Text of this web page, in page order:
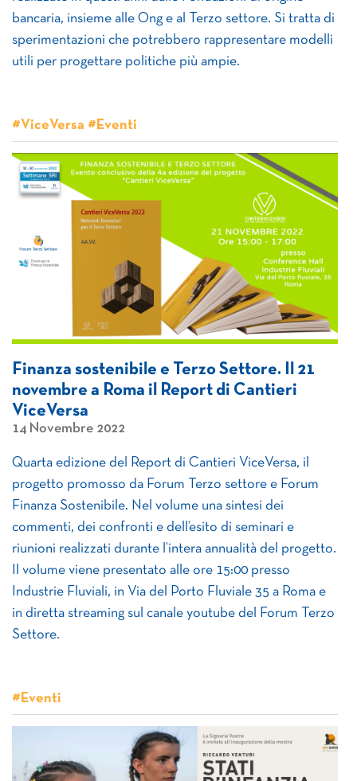
bancaria, insieme alle Ong e al Terzo settore. Si tratta di
sperimentazioni che potrebbero rappresentare modelli
utili per progettare politiche più ampie.
#ViceVersa #Eventi
Finanza sostenibile e Terzo Settore. Il 21
novembre a Roma il Report di Cantieri
ViceVersa
14 Novembre 2022
Quarta edizione del Report di Cantieri ViceVersa, il
progetto promosso da Forum Terzo settore e Forum
Finanza Sostenibile. Nel volume una sintesi dei
commenti, dei confronti e dell’esito di seminari e
riunioni realizzati durante l’intera annualità del progetto.
Il volume viene presentato alle ore 15:00 presso
Industrie Fluviali, in Via del Porto Fluviale 35 a Roma e
in diretta streaming sul canale youtube del Forum Terzo
Settore.
#Eventi